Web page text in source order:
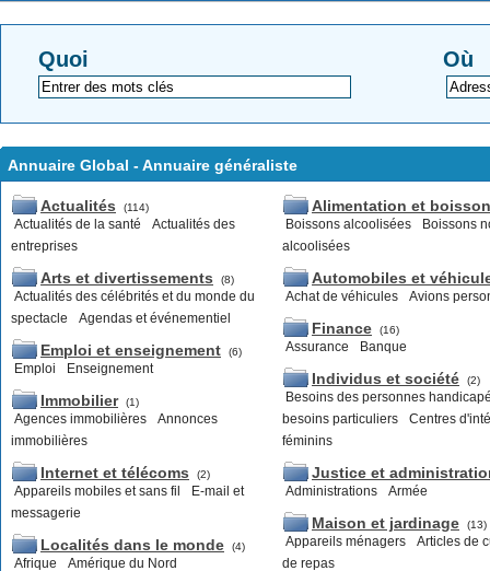
Quoi Où
Annuaire Global - Annuaire généraliste
Actualités (114)
Actualités de la santé
Actualités des
entreprises
Arts et divertissements (8)
Actualités des célébrités et du monde du
spectacle
Agendas et événementiel
Emploi et enseignement (6)
Emploi Enseignement
Immobilier (1)
Agences immobilières
Annonces
immobilières
Internet et télécoms (2)
Appareils mobiles et sans fil
E-mail et
messagerie
Localités dans le monde (4)
Afrique Amérique du Nord
Alimentation et
Boissons alcoolisées
Boissons
alcoolisées
Automobiles et
Achat de véhicules Avions
Finance (16)
Assurance Banque
Individus et société (2)
Besoins des personnes
besoins particuliers
Centres
féminins
Justice et
Administrations Armée
Maison et jardinage (13)
Appareils ménagers
Articles de
de repas